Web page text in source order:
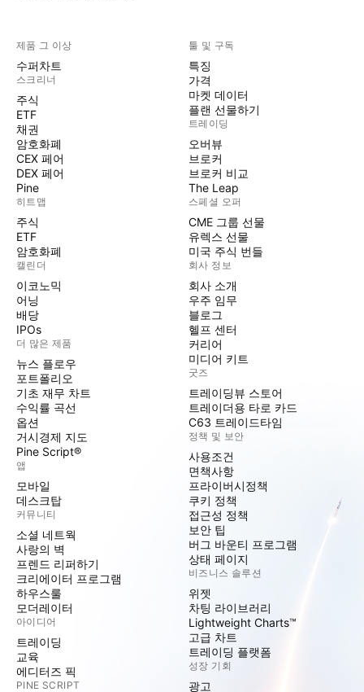
제품 그 이상
수퍼차트
스크리너
주식
ETF
채권
암호화폐
CEX 페어
DEX 페어
Pine
히트맵
주식
ETF
암호화폐
캘린더
이코노믹
어닝
배당
IPOs
더 많은 제품
뉴스 플로우
포트폴리오
기초 재무 차트
수익률 곡선
옵션
거시경제 지도
Pine Script®
앱
모바일
데스크탑
커뮤니티
소셜 네트웍
사랑의 벽
프렌드 리퍼하기
크리에이터 프로그램
하우스룰
모더레이터
아이디어
트레이딩
교육
에디터즈 픽
PINE SCRIPT
툴 및 구독
특징
가격
마켓 데이터
플랜 선물하기
트레이딩
오버뷰
브로커
브로커 비교
The Leap
스페셜 오퍼
CME 그룹 선물
유렉스 선물
미국 주식 번들
회사 정보
회사 소개
우주 임무
블로그
헬프 센터
커리어
미디어 키트
굿즈
트레이딩뷰 스토어
트레이더용 타로 카드
C63 트레이드타임
정책 및 보안
사용조건
면책사항
프라이버시정책
쿠키 정책
접근성 정책
보안 팁
버그 바운티 프로그램
상태 페이지
비즈니스 솔루션
위젯
차팅 라이브러리
Lightweight Charts™
고급 차트
트레이딩 플랫폼
성장 기회
광고